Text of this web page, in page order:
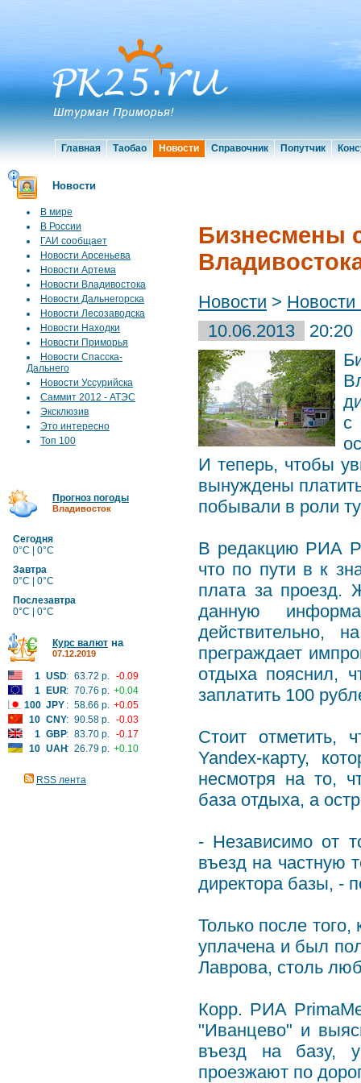
Главная Таобао Новости Справочник Попутчик
Новости
В мире
В России
ГАИ сообщает
Новости Арсеньева
Новости Артема
Новости Владивостока
Новости Дальнегорска
Новости Лесозаводска
Новости Находки
Новости Приморья
Новости Спасска-
Дальнего
Новости Уссурийска
Саммит 2012 - АТЭС
Эксклюзив
Это интересно
Топ 100
Прогноз погоды
Владивосток
Сегодня
0°C | 0°C
Завтра
0°C | 0°C
Послезавтра
0°C | 0°C
Курс валют на
07.12.2019
1 USD: 63.72 р. -0.09
1
EUR: 70.76 р. +0.04
100 JPY : 58.66 р. +0.05
10 CNY: 90.58 р. -0.03
1 GBP: 83.70 р. -0.17
10 UAH: 26.79 р. +0.10
RSS лента
Бизнесмены
Новости > Новости
10.06.2013
20:20
с
И теперь, чтобы
вынуждены
побывали в роли
В редакцию РИА
что по пути в к
плата за проезд.
данную
действительно,
преграждает
отдыха пояснил,
заплатить 100
Стоит отметить,
Yandex-карту,
несмотря на то,
база отдыха, а
- Независимо от
въезд на частную
директора базы, -
Только после
уплачена и был
Лаврова, столь
Корр. РИА
"Иванцево" и
въезд на базу,
проезжают по